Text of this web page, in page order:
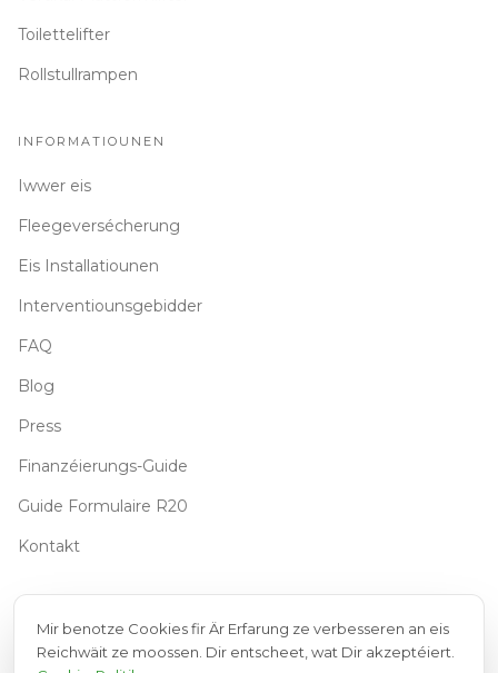
Toilettelifter
Rollstullrampen
INFORMATIOUNEN
Iwwer eis
Fleegeversécherung
Eis Installatiounen
Interventiounsgebidder
FAQ
Blog
Press
Finanzéierungs-Guide
Guide Formulaire R20
Kontakt
Méi – Fr
Mir benotze Cookies fir Är Erfarung ze verbesseren an eis
Reichwäit ze moossen. Dir entscheet, wat Dir akzeptéiert.